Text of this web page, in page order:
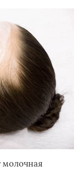
молочная